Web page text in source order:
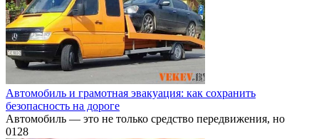
Автомобиль и грамотная эвакуация: как сохранить
безопасность на дороге
Автомобиль — это не только средство передвижения, но
0128